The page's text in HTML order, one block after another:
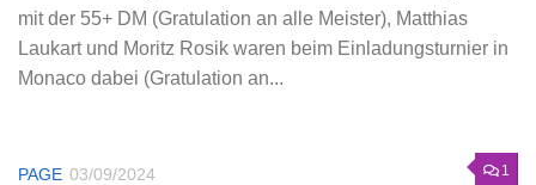
mit der 55+ DM (Gratulation an alle Meister), Matthias
Laukart und Moritz Rosik waren beim Einladungsturnier in
Monaco dabei (Gratulation an...
1
PAGE 03/09/2024